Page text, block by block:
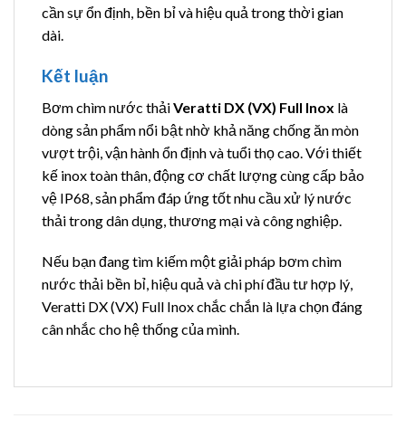
cần sự ổn định, bền bỉ và hiệu quả trong thời gian
dài.
Kết luận
Bơm chìm nước thảiVeratti DX (VX) Full Inox là
dòng sản phẩm nổi bật nhờ khả năng chống ăn mòn
vượt trội, vận hành ổn định và tuổi thọ cao. Với thiết
kế inox toàn thân, động cơ chất lượng cùng cấp bảo
vệ IP68, sản phẩm đáp ứng tốt nhu cầu xử lý nước
thải trong dân dụng, thương mại và công nghiệp.
Nếu bạn đang tìm kiếm một giải pháp bơm chìm
nước thải bền bỉ, hiệu quả và chi phí đầu tư hợp lý,
Veratti DX (VX) Full Inox chắc chắn là lựa chọn đáng
cân nhắc cho hệ thống của mình.